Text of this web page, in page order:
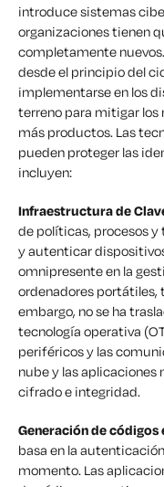
introduce sistemas
organizaciones tienen
completamente
desde el principio del
implementarse en los
terreno para mitigar los
más productos. Las
pueden proteger las
incluyen:
Infraestructura de
de políticas, procesos
y autenticar
omnipresente en la
ordenadores portátiles,
embargo, no se ha
tecnología operativa
periféricos y las
nube y las
cifrado e integridad.
Generación de
basa en la
momento. Las